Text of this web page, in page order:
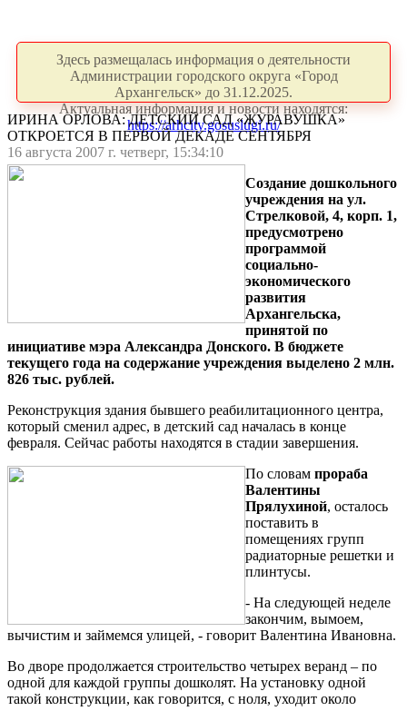
Здесь размещалась информация о деятельности
Администрации городского округа «Город
Архангельск» до 31.12.2025.
Актуальная информация и новости находятся:
https://arhcity.gosuslugi.ru/
ИРИНА ОРЛОВА: ДЕТСКИЙ САД «ЖУРАВУШКА»
ОТКРОЕТСЯ В ПЕРВОЙ ДЕКАДЕ СЕНТЯБРЯ
16 августа 2007 г. четверг, 15:34:10
Создание дошкольного
учреждения на ул.
Стрелковой, 4, корп. 1,
предусмотрено
программой
социально-
экономического
развития
Архангельска,
принятой по
инициативе мэра Александра Донского. В бюджете
текущего года на содержание учреждения выделено 2 млн.
826 тыс. рублей.
Реконструкция здания бывшего реабилитационного центра,
который сменил адрес, в детский сад началась в конце
февраля. Сейчас работы находятся в стадии завершения.
По словам прораба
Валентины
Прялухиной, осталось
поставить в
помещениях групп
радиаторные решетки и
плинтусы.
- На следующей неделе
закончим, вымоем,
вычистим и займемся улицей, - говорит Валентина Ивановна.
Во дворе продолжается строительство четырех веранд – по
одной для каждой группы дошколят. На установку одной
такой конструкции, как говорится, с ноля, уходит около